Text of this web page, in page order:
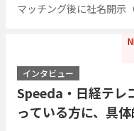
マッチング後に社名開示
インタビュー
Speeda・日経テレ
っている方に、具